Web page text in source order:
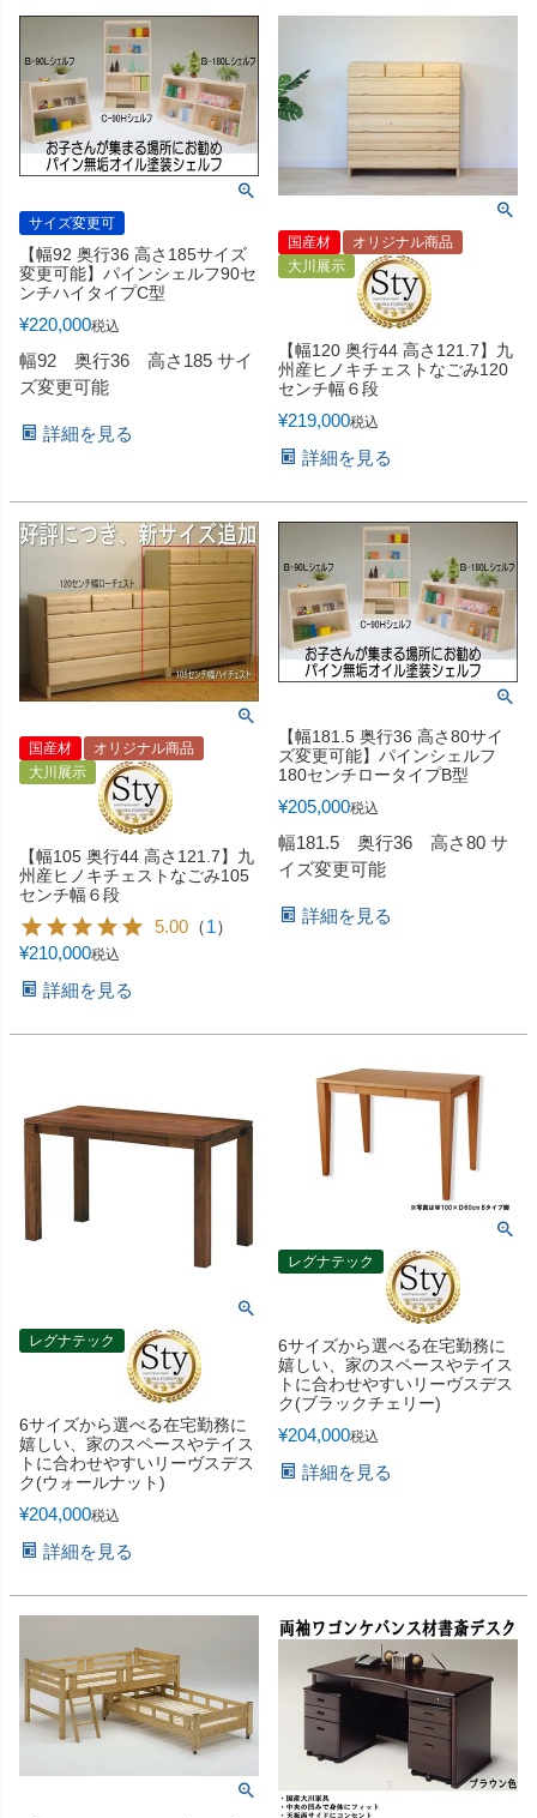
サイズ変更可
【幅92 奥行36 高さ185サイズ
変更可能】パインシェルフ90セ
ンチハイタイプC型
¥220,000税込
幅92 奥行36 高さ185 サイ
ズ変更可能
詳細を見る
国産材
オリジナル商品
大川展示
【幅120 奥行44 高さ121.7】九
州産ヒノキチェストなごみ120
センチ幅６段
¥219,000税込
詳細を見る
国産材
オリジナル商品
大川展示
【幅105 奥行44 高さ121.7】九
州産ヒノキチェストなごみ105
センチ幅６段
5.00 （1）
¥210,000税込
詳細を見る
【幅181.5 奥行36 高さ80サイ
ズ変更可能】パインシェルフ
180センチロータイプB型
¥205,000税込
幅181.5 奥行36 高さ80 サ
イズ変更可能
詳細を見る
レグナテック
6サイズから選べる在宅勤務に
嬉しい、家のスペースやテイス
トに合わせやすいリーヴスデス
ク(ウォールナット)
¥204,000税込
詳細を見る
レグナテック
6サイズから選べる在宅勤務に
嬉しい、家のスペースやテイス
トに合わせやすいリーヴスデス
ク(ブラックチェリー)
¥204,000税込
詳細を見る